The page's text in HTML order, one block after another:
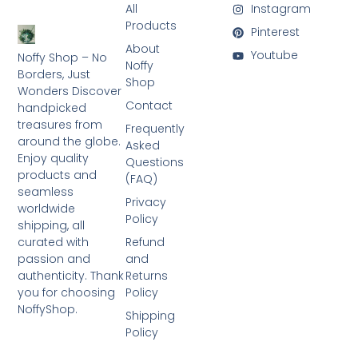
Noffy Shop – No
Borders, Just
Wonders Discover
handpicked
treasures from
around the globe.
Enjoy quality
products and
seamless
worldwide
shipping, all
curated with
passion and
authenticity. Thank
you for choosing
NoffyShop.
All
Products
About
Noffy
Shop
Contact
Frequently
Asked
Questions
(FAQ)
Privacy
Policy
Refund
and
Returns
Policy
Shipping
Policy
Instagram
Pinterest
Youtube